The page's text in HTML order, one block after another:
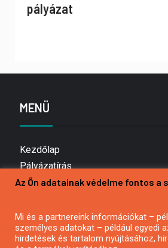
pályázat
MENÜ
Kezdőlap
Pályázatírás
Bemutatkozás
Hírlevél feliratkozás
Impresszum
Az Ön adatainak védelme fontos a
Mi és a partnereink információkat –
személyes adatokat – például egyedi
hirdetések és tartalom nyújtásához,